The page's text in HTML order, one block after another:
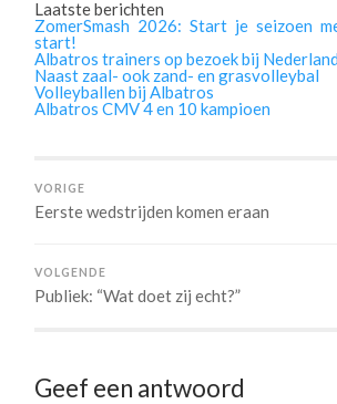
Laatste berichten
ZomerSmash 2026: Start je seizoen
start!
Albatros trainers op bezoek bij
Naast zaal- ook zand- en grasvolleybal
Volleyballen bij Albatros
Albatros CMV 4 en 10 kampioen
VORIGE
Eerste wedstrijden komen eraan
VOLGENDE
Publiek: “Wat doet zij echt?”
Geef een antwoord